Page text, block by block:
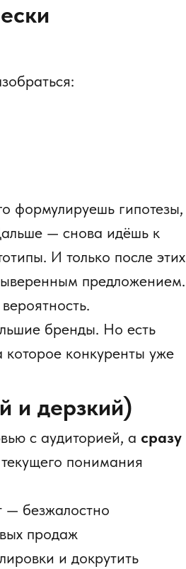
формулируешь гипотезы,
— снова идёшь к
И только после этих
предложением.
бренды. Но есть
конкуренты уже
и дерзкий)
с аудиторией, а сразу
понимания
— безжалостно
продаж
и докрутить